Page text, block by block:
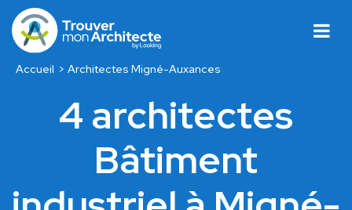
Accueil Architectes Migné-Auxances
4 architectes
Bâtiment